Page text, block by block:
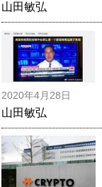
山田敏弘
2020年4月28日
山田敏弘